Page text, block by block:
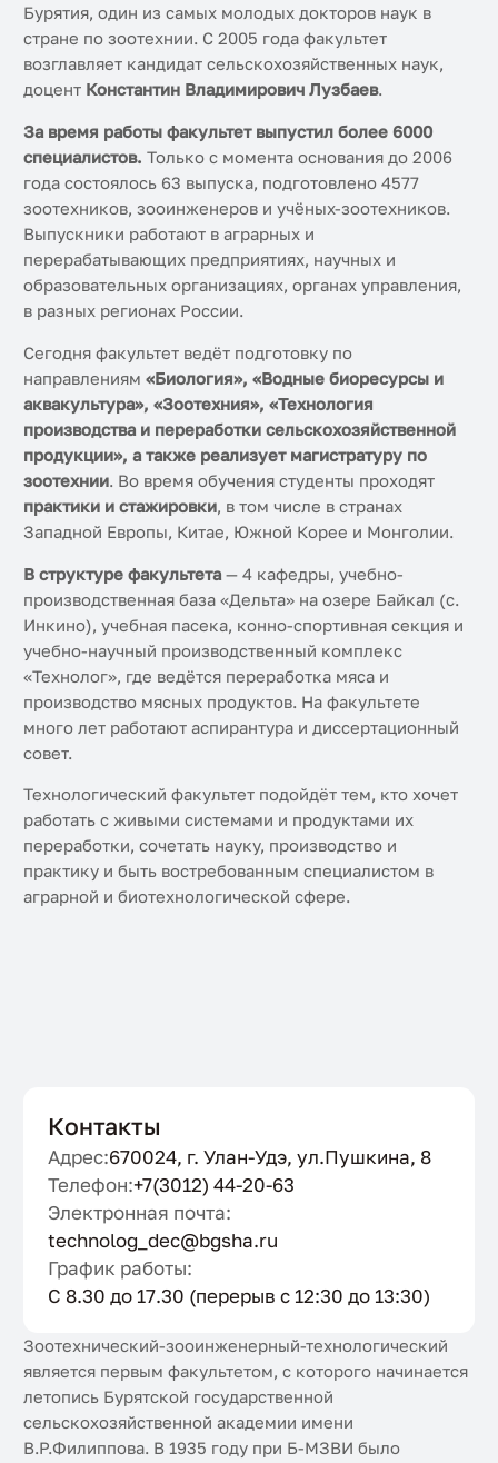
Бурятия, один из самых молодых докторов наук в
стране по зоотехнии. С 2005 года факультет
возглавляет кандидат сельскохозяйственных наук,
доцент Константин Владимирович Лузбаев.
За время работы факультет выпустил более 6000
специалистов.Только с момента основания до 2006
года состоялось 63 выпуска, подготовлено 4577
зоотехников, зооинженеров и учёных-зоотехников.
Выпускники работают в аграрных и
перерабатывающих предприятиях, научных и
образовательных организациях, органах управления,
в разных регионах России.
Сегодня факультет ведёт подготовку по
направлениям«Биология», «Водные биоресурсы и
аквакультура», «Зоотехния», «Технология
производства и переработки сельскохозяйственной
продукции», а также реализует магистратуру по
зоотехнии. Во время обучения студенты проходят
практики и стажировки, в том числе в странах
Западной Европы, Китае, Южной Корее и Монголии.
В структуре факультета— 4 кафедры, учебно-
производственная база «Дельта» на озере Байкал (с.
Инкино), учебная пасека, конно-спортивная секция и
учебно-научный производственный комплекс
«Технолог», где ведётся переработка мяса и
производство мясных продуктов. На факультете
много лет работают аспирантура и диссертационный
совет.
Технологический факультет подойдёт тем, кто хочет
работать с живыми системами и продуктами их
переработки, сочетать науку, производство и
практику и быть востребованным специалистом в
аграрной и биотехнологической сфере.
Зоотехнический-зооинженерный-технологический
является первым факультетом, с которого начинается
летопись Бурятской государственной
сельскохозяйственной академии имени
В.Р.Филиппова. В 1935 году при Б-МЗВИ было
Контакты
Адрес:670024, г. Улан-Удэ, ул.Пушкина, 8
Телефон:+7(3012) 44-20-63
Электронная почта:
technolog_dec@bgsha.ru
График работы:
С 8.30 до 17.30 (перерыв с 12:30 до 13:30)